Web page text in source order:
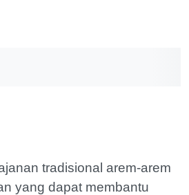
tradisional arem-arem
yang dapat membantu